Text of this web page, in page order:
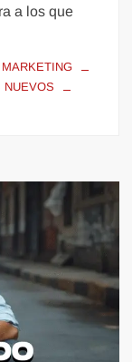
a los que
MARKETING
NUEVOS